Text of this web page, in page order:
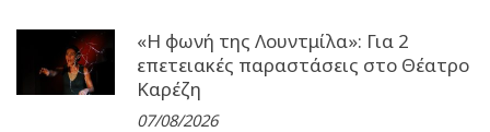
«Η φωνή της Λουντμίλα»: Για 2
επετειακές παραστάσεις στο Θέατρο
Καρέζη
07/08/2026